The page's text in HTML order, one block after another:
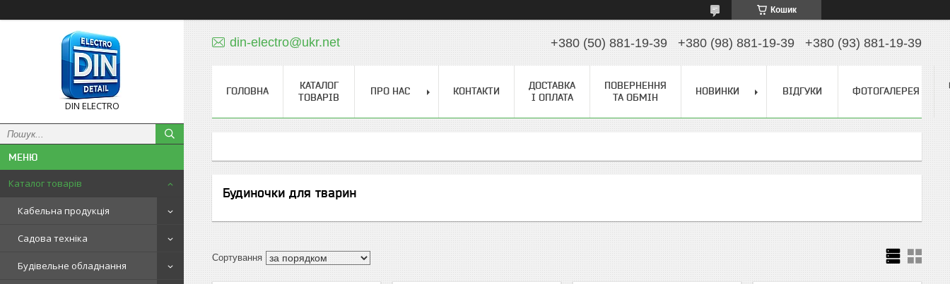
Кошик
DIN ELECTRO
Каталог товарів
Кабельна продукція
Садова техніка
Будівельне обладнання
din-electro@ukr.net +380 (50) 881-19-39 +380 (98) 881-19-39 +380 (93) 881-19-39
ГОЛОВНА
КАТАЛОГ
ТОВАРІВ
ПРО НАС КОНТАКТИ
ДОСТАВКА
І ОПЛАТА
ПОВЕРНЕННЯ
ТА ОБМІН
НОВИНКИ ВІДГУКИ ФОТОГАЛЕРЕЯ
Будиночки для тварин